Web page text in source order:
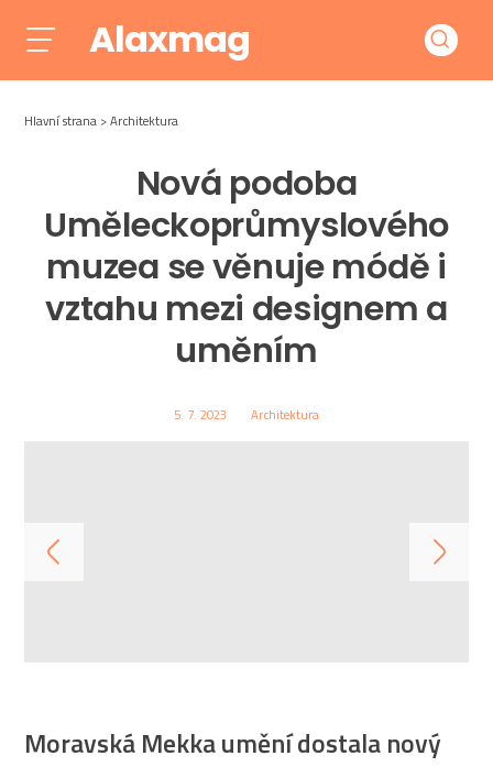
Alaxmag
Hlavní strana Architektura
Nová podoba
Uměleckoprůmyslového
muzea se věnuje módě i
vztahu mezi designem a
uměním
5. 7. 2023 Architektura
Moravská Mekka umění dostala nový